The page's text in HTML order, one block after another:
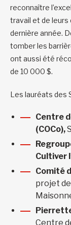
reconnaître
travail et de leurs
dernière année.
tomber les
ont aussi été
de 10 000 $.
Les lauréats des
Centre
(COCo),
Cultiver
Comité
projet
Centre